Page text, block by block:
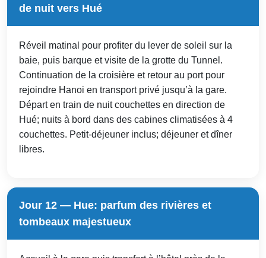
de nuit vers Hué
Réveil matinal pour profiter du lever de soleil sur la
baie, puis barque et visite de la grotte du Tunnel.
Continuation de la croisière et retour au port pour
rejoindre Hanoi en transport privé jusqu’à la gare.
Départ en train de nuit couchettes en direction de
Hué; nuits à bord dans des cabines climatisées à 4
couchettes. Petit-déjeuner inclus; déjeuner et dîner
libres.
Jour 12 — Hue: parfum des rivières et
tombeaux majestueux